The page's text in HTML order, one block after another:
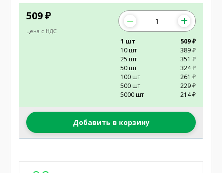
509 ₽
цена с НДС
1 шт
509 ₽
10 шт
389 ₽
25 шт
351 ₽
50 шт
324 ₽
100 шт
261 ₽
500 шт
229 ₽
5000 шт
214 ₽
Добавить в корзину